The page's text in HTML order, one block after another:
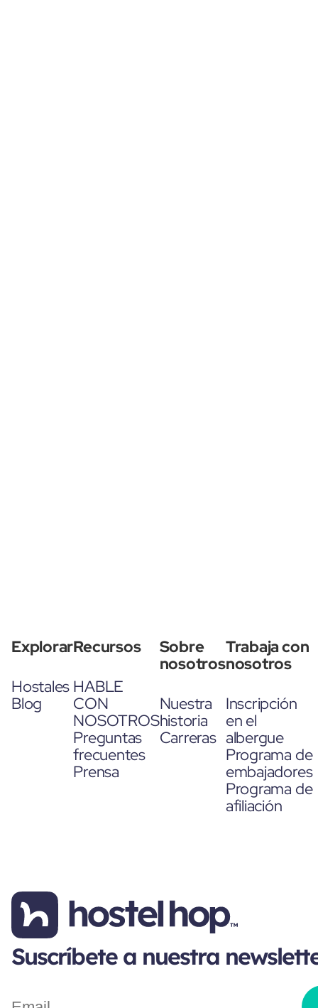
Explorar
Hostales
Blog
Recursos
HABLE
CON
NOSOTROS
Preguntas
frecuentes
Prensa
Sobre
nosotros
Nuestra
historia
Carreras
Trabaja con
nosotros
Inscripción
en el
albergue
Programa de
embajadores
Programa de
afiliación
Suscríbete a nuestra